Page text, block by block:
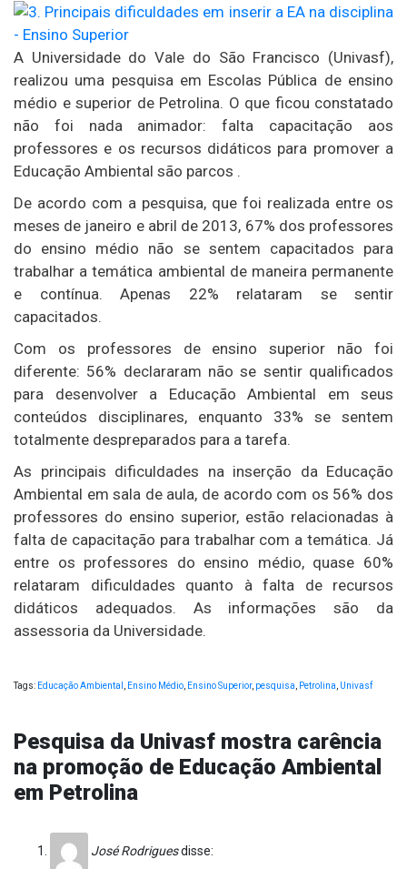
A Universidade do Vale do São Francisco (Univasf),
realizou uma pesquisa em Escolas Pública de ensino
médio e superior de Petrolina. O que ficou constatado
não foi nada animador: falta capacitação aos
professores e os recursos didáticos para promover a
Educação Ambiental são parcos .
De acordo com a pesquisa, que foi realizada entre os
meses de janeiro e abril de 2013, 67% dos professores
do ensino médio não se sentem capacitados para
trabalhar a temática ambiental de maneira permanente
e contínua. Apenas 22% relataram se sentir
capacitados.
Com os professores de ensino superior não foi
diferente: 56% declararam não se sentir qualificados
para desenvolver a Educação Ambiental em seus
conteúdos disciplinares, enquanto 33% se sentem
totalmente despreparados para a tarefa.
As principais dificuldades na inserção da Educação
Ambiental em sala de aula, de acordo com os 56% dos
professores do ensino superior, estão relacionadas à
falta de capacitação para trabalhar com a temática. Já
entre os professores do ensino médio, quase 60%
relataram dificuldades quanto à falta de recursos
didáticos adequados. As informações são da
assessoria da Universidade.
Tags: Educação Ambiental Ensino Médio Ensino Superior, pesquisa Petrolina Univasf
Pesquisa da Univasf mostra carência
na promoção de Educação Ambiental
em Petrolina
José Rodriguesdisse: